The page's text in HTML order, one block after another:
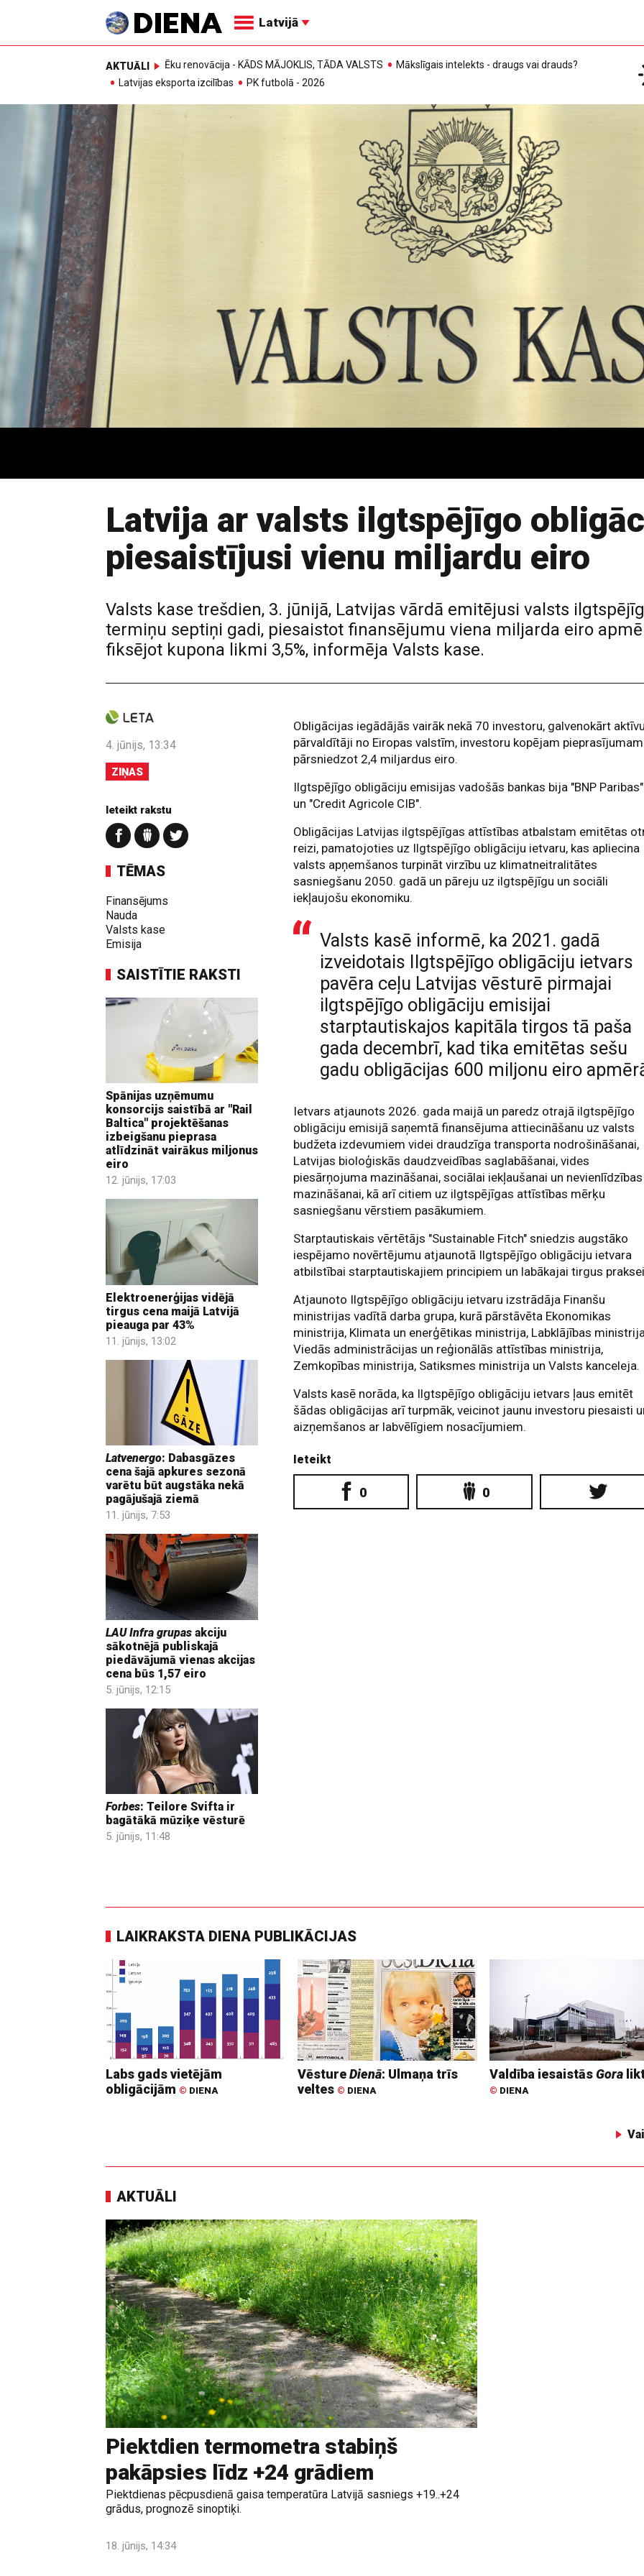
Latvijā
AKTUĀLI Ēku renovācija - KĀDS MĀJOKLIS, TĀDA VALSTS
Mākslīgais intelekts - draugs vai drauds?
Latvijas eksporta izcilības
PK futbolā - 2026
Latvija ar valsts ilgtspējīgo
piesaistījusi vienu miljardu eiro
Valsts kase trešdien, 3. jūnijā, Latvijas vārdā emitējusi valsts
termiņu septiņi gadi, piesaistot finansējumu viena miljarda eiro
fiksējot kupona likmi 3,5%, informēja Valsts kase.
4. jūnijs, 13:34
ZIŅAS
Ieteikt rakstu
TĒMAS
Finansējums
Nauda
Valsts kase
Emisija
SAISTĪTIE RAKSTI
Spānijas uzņēmumu
konsorcijs saistībā ar "Rail
Baltica" projektēšanas
izbeigšanu pieprasa
atlīdzināt vairākus miljonus
eiro
12. jūnijs, 17:03
Elektroenerģijas vidējā
tirgus cena maijā Latvijā
pieauga par 43%
11. jūnijs, 13:02
Latvenergo: Dabasgāzes
cena šajā apkures sezonā
varētu būt augstāka nekā
pagājušajā ziemā
11. jūnijs, 7:53
LAU Infra grupas akciju
sākotnējā publiskajā
piedāvājumā vienas akcijas
cena būs 1,57 eiro
5. jūnijs, 12:15
Forbes: Teilore Svifta ir
bagātākā mūziķe vēsturē
5. jūnijs, 11:48
Obligācijas iegādājās vairāk nekā 70 investoru, galvenokārt
pārvaldītāji no Eiropas valstīm, investoru kopējam pieprasījumam
pārsniedzot 2,4 miljardus eiro.
Ilgtspējīgo obligāciju emisijas vadošās bankas bija "BNP Paribas"
un "Credit Agricole CIB".
Obligācijas Latvijas ilgtspējīgas attīstības atbalstam emitētas
reizi, pamatojoties uz Ilgtspējīgo obligāciju ietvaru, kas apliecina
valsts apņemšanos turpināt virzību uz klimatneitralitātes
sasniegšanu 2050. gadā un pāreju uz ilgtspējīgu un sociāli
iekļaujošu ekonomiku.
Valsts kasē informē, ka 2021. gadā
izveidotais Ilgtspējīgo obligāciju ietvars
pavēra ceļu Latvijas vēsturē pirmajai
ilgtspējīgo obligāciju emisijai
starptautiskajos kapitāla tirgos tā paša
gada decembrī, kad tika emitētas sešu
gadu obligācijas 600 miljonu eiro
Ietvars atjaunots 2026. gada maijā un paredz otrajā ilgtspējīgo
obligāciju emisijā saņemtā finansējuma attiecināšanu uz valsts
budžeta izdevumiem videi draudzīga transporta nodrošināšanai,
Latvijas bioloģiskās daudzveidības saglabāšanai, vides
piesārņojuma mazināšanai, sociālai iekļaušanai un nevienlīdzības
mazināšanai, kā arī citiem uz ilgtspējīgas attīstības mērķu
sasniegšanu vērstiem pasākumiem.
Starptautiskais vērtētājs "Sustainable Fitch" sniedzis augstāko
iespējamo novērtējumu atjaunotā Ilgtspējīgo obligāciju ietvara
atbilstībai starptautiskajiem principiem un labākajai tirgus
Atjaunoto Ilgtspējīgo obligāciju ietvaru izstrādāja Finanšu
ministrijas vadītā darba grupa, kurā pārstāvēta Ekonomikas
ministrija, Klimata un enerģētikas ministrija, Labklājības
Viedās administrācijas un reģionālās attīstības ministrija,
Zemkopības ministrija, Satiksmes ministrija un Valsts kanceleja.
Valsts kasē norāda, ka Ilgtspējīgo obligāciju ietvars ļaus emitēt
šādas obligācijas arī turpmāk, veicinot jaunu investoru piesaisti
aizņemšanos ar labvēlīgiem nosacījumiem.
Ieteikt
0 0
LAIKRAKSTA DIENA PUBLIKĀCIJAS
Labs gads vietējām
obligācijām © DIENA
VēstureDienā: Ulmaņa trīs
veltes © DIENA
Valdība iesaistāsGora
© DIENA
AKTUĀLI
Piektdien termometra stabiņš
pakāpsies līdz +24 grādiem
Piektdienas pēcpusdienā gaisa temperatūra Latvijā sasniegs +19..+24
grādus, prognozē sinoptiķi.
18. jūnijs, 14:34